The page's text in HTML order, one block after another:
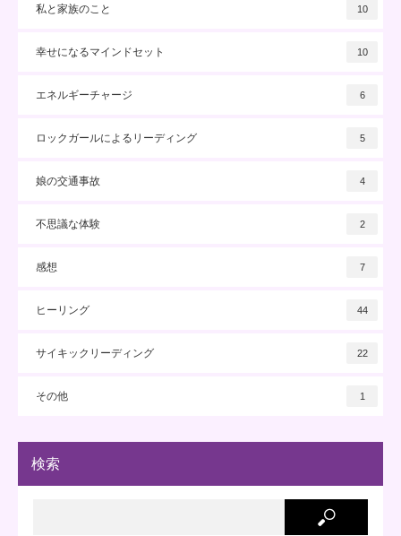
私と家族のこと 10
幸せになるマインドセット 10
エネルギーチャージ 6
ロックガールによるリーディング 5
娘の交通事故 4
不思議な体験 2
感想 7
ヒーリング 44
サイキックリーディング 22
その他 1
検索